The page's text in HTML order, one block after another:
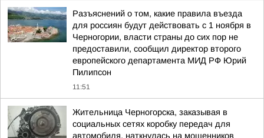
Разъяснений о том, какие правила въезда
для россиян будут действовать с 1 ноября в
Черногории, власти страны до сих пор не
предоставили, сообщил директор второго
европейского департамента МИД РФ Юрий
Пилипсон
11:51
Жительница Черногорска, заказывая в
социальных сетях коробку передач для
автомобиля, наткнулась на мошенников